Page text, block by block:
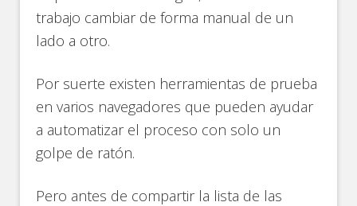
trabajo cambiar de forma manual de un
lado a otro.
Por suerte existen herramientas de prueba
en varios navegadores que pueden ayudar
a automatizar el proceso con solo un
golpe de ratón.
Pero antes de compartir la lista de las